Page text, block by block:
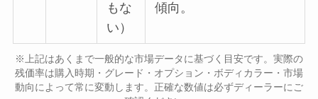
もな
い）
傾向。
※上記はあくまで一般的な市場データに基づく目安です。実際の
残価率は購入時期・グレード・オプション・ボディカラー・市場
動向によって常に変動します。正確な数値は必ずディーラーにご